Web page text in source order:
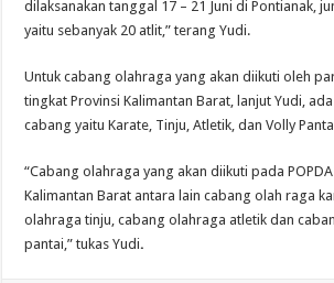
dilaksanakan tanggal 17 – 21 Juni di Pontianak,
yaitu sebanyak 20 atlit,” terang Yudi.
Untuk cabang olahraga yang akan diikuti oleh
tingkat Provinsi Kalimantan Barat, lanjut Yudi,
cabang yaitu Karate, Tinju, Atletik, dan Volly
“Cabang olahraga yang akan diikuti pada
Kalimantan Barat antara lain cabang olah raga
olahraga tinju, cabang olahraga atletik dan
pantai,” tukas Yudi.